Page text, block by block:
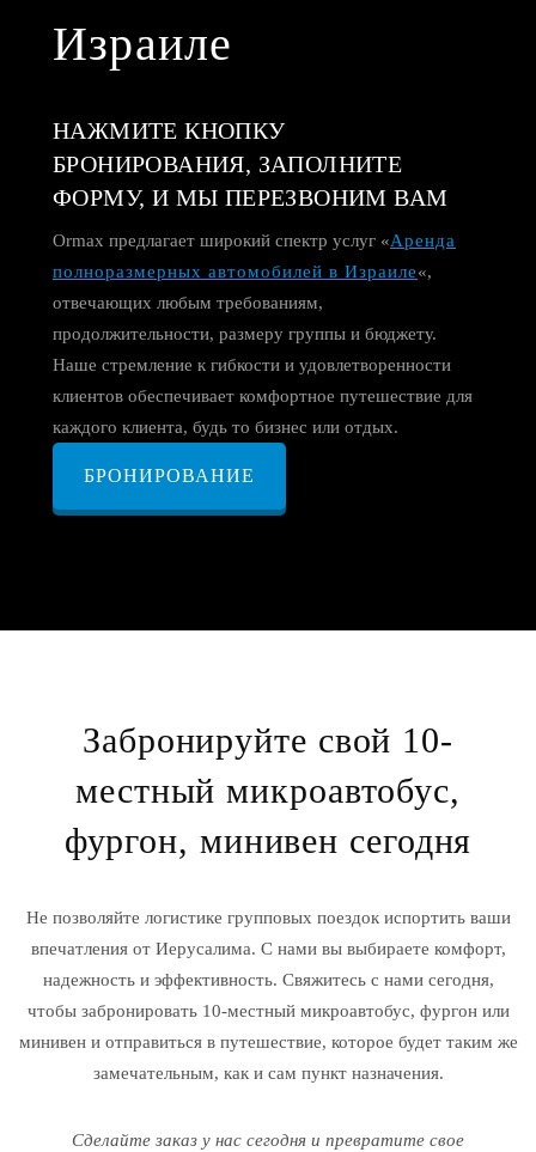
Израиле
НАЖМИТЕ КНОПКУ
БРОНИРОВАНИЯ, ЗАПОЛНИТЕ
ФОРМУ, И МЫ ПЕРЕЗВОНИМ ВАМ
Ormax предлагает широкий спектр услуг «Аренда
полноразмерных автомобилей в Израиле«,
отвечающих любым требованиям,
продолжительности, размеру группы и бюджету.
Наше стремление к гибкости и удовлетворенности
клиентов обеспечивает комфортное путешествие для
каждого клиента, будь то бизнес или отдых.
БРОНИРОВАНИЕ
Забронируйте свой 10-
местный микроавтобус,
фургон, минивен сегодня
Не позволяйте логистике групповых поездок испортить ваши
впечатления от Иерусалима. С нами вы выбираете комфорт,
надежность и эффективность. Свяжитесь с нами сегодня,
чтобы забронировать 10-местный микроавтобус, фургон или
минивен и отправиться в путешествие, которое будет таким же
замечательным, как и сам пункт назначения.
Сделайте заказ у нас сегодня и превратите свое